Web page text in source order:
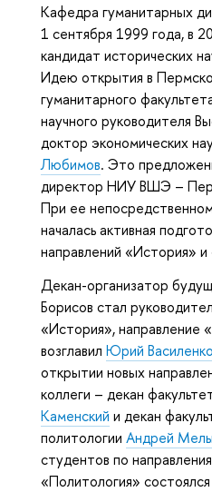
Кафедра гуманитарных
1 сентября 1999 года, в
кандидат исторических
Идею открытия в
гуманитарного
научного руководителя
доктор экономических
Любимов. Это
директор НИУ ВШЭ –
При ее
началась активная
направлений «История»
Декан-организатор
Борисов стал
«История», направление
возглавил Юрий Василенко
открытии новых
коллеги – декан
Каменский и декан
политологии Андрей
студентов по
«Политология»